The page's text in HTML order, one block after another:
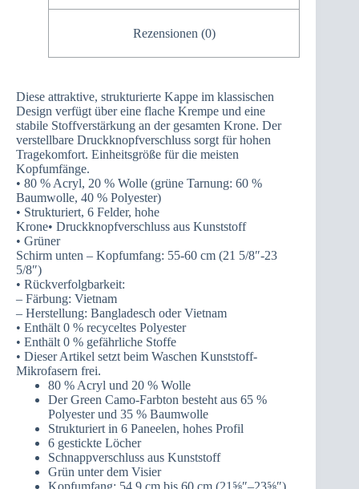
Rezensionen (0)
Diese attraktive, strukturierte Kappe im klassischen
Design verfügt über eine flache Krempe und eine
stabile Stoffverstärkung an der gesamten Krone. Der
verstellbare Druckknopfverschluss sorgt für hohen
Tragekomfort. Einheitsgröße für die meisten
Kopfumfänge.
• 80 % Acryl, 20 % Wolle (grüne Tarnung: 60 %
Baumwolle, 40 % Polyester)
• Strukturiert, 6 Felder, hohe
Krone• Druckknopfverschluss aus Kunststoff
• Grüner
Schirm unten – Kopfumfang: 55-60 cm (21 5/8″-23
5/8″)
• Rückverfolgbarkeit:
– Färbung: Vietnam
– Herstellung: Bangladesch oder Vietnam
• Enthält 0 % recyceltes Polyester
• Enthält 0 % gefährliche Stoffe
• Dieser Artikel setzt beim Waschen Kunststoff-
Mikrofasern frei.
80 % Acryl und 20 % Wolle
Der Green Camo-Farbton besteht aus 65 %
Polyester und 35 % Baumwolle
Strukturiert in 6 Paneelen, hohes Profil
6 gestickte Löcher
Schnappverschluss aus Kunststoff
Grün unter dem Visier